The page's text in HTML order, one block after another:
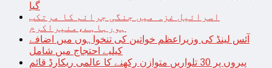
گیا
اسرائیل غزہ میں جنگی جرائم کا مرتکب
ہورہاہے،منیراکرم
آئس لینڈ کی وزیراعظم خواتین کی تنخواہوں میں اضافے
کیلیے احتجاج میں شامل
پیروں پر 30 تلواریں متوازن رکھنے کا عالمی ریکارڈ قائم